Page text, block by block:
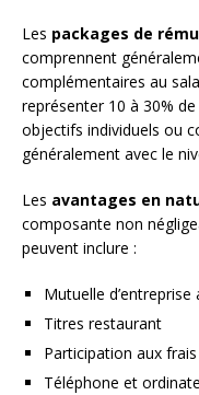
Les packages de
comprennent
complémentaires au
représenter 10 à 30%
objectifs individuels ou
généralement avec le
Les avantages en
composante non
peuvent inclure :
Mutuelle
Titres restaurant
Participation aux
Téléphone et